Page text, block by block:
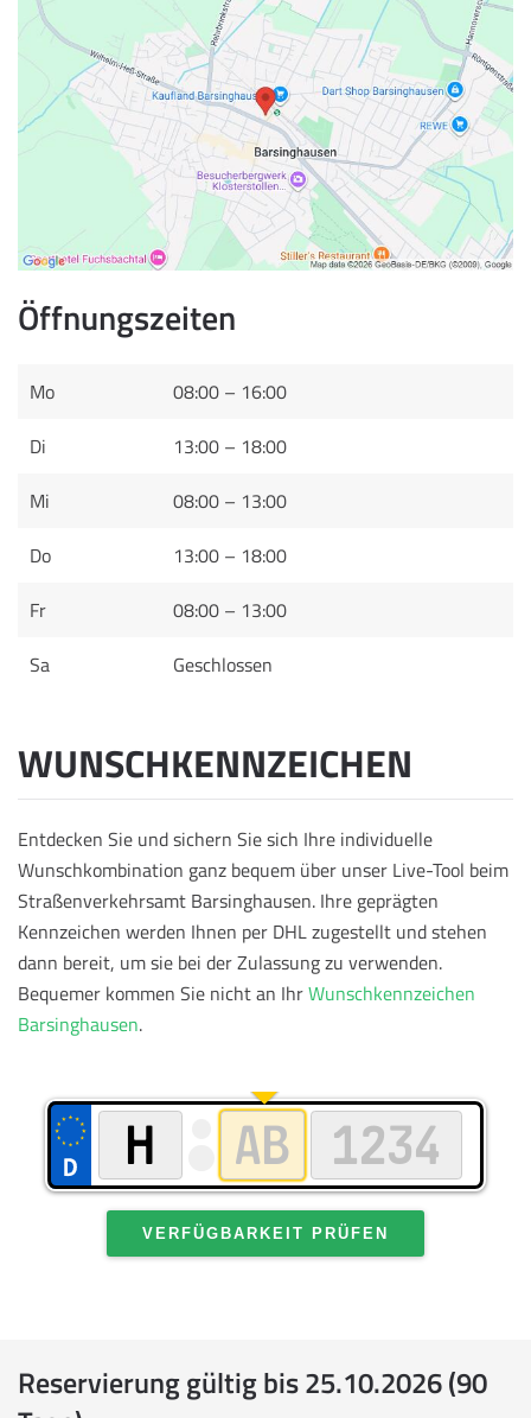
Öffnungszeiten
Mo
08:00 – 16:00
Di
13:00 – 18:00
Mi
08:00 – 13:00
Do
13:00 – 18:00
Fr
08:00 – 13:00
Sa
Geschlossen
WUNSCHKENNZEICHEN
Entdecken Sie und sichern Sie sich Ihre individuelle
Wunschkombination ganz bequem über unser Live-Tool beim
Straßenverkehrsamt Barsinghausen. Ihre geprägten
Kennzeichen werden Ihnen per DHL zugestellt und stehen
dann bereit, um sie bei der Zulassung zu verwenden.
Bequemer kommen Sie nicht an IhrWunschkennzeichen
Barsinghausen.
VERFÜGBARKEIT PRÜFEN
Reservierung gültig bis 25.10.2026 (90